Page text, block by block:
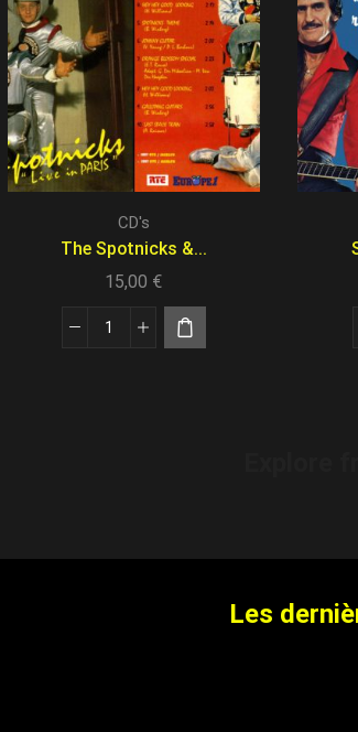
CD's
The Spotnicks &...
15,00 €
Les